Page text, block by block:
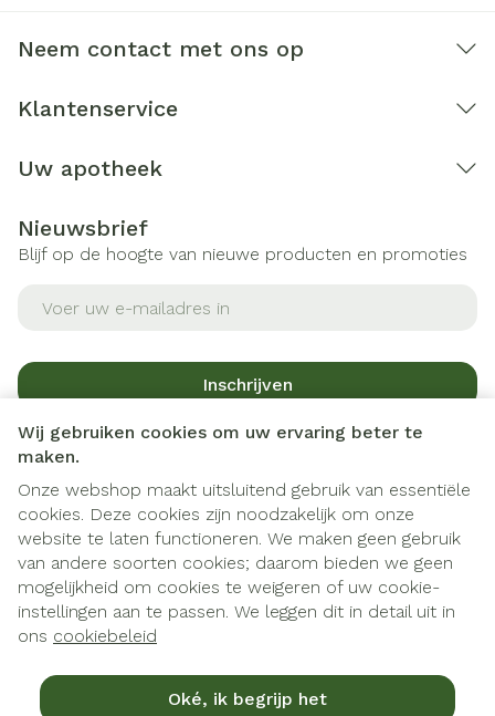
Wij gebruiken cookies om uw ervaring beter te
maken.
Onze webshop maakt uitsluitend gebruik van essentiële
cookies. Deze cookies zijn noodzakelijk om onze
website te laten functioneren. We maken geen gebruik
van andere soorten cookies; daarom bieden we geen
mogelijkheid om cookies te weigeren of uw cookie-
instellingen aan te passen. We leggen dit in detail uit in
ons cookiebeleid
Oké, ik begrijp het
Neem contact met ons op
Klantenservice
Uw apotheek
Nieuwsbrief
Blijf op de hoogte van nieuwe producten en promoties
Inschrijven
Door op inschrijven te klikken, schrijft u zich in voor onze
nieuwsbrief en gaat u akkoord met onze
Juridische links